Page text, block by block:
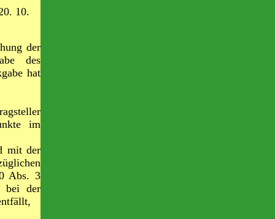
10.
der
des
hat
im
mit der
Abs. 3
bei der